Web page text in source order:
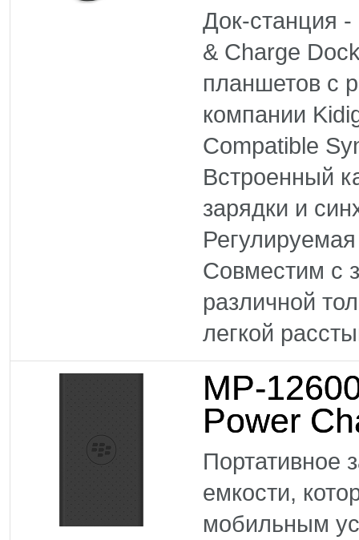
Док-станция
& Charge
планшетов с
компании
Compatible
Встроенный
зарядки и
Совместим с
различной
легкой
MP-
Power
Портативное
емкости,
мобильным